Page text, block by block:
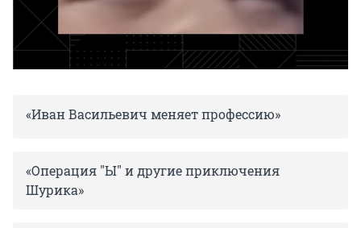
«Иван Васильевич меняет профессию»
«Операция "Ы" и другие приключения
Шурика»